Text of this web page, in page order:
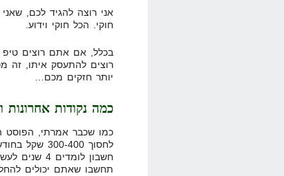
אני רוצה להגיד לכם,
חוקי. הכל חוקי וידוע.
בכלל, אם אתם רוצים
רוצים להתעסק איתו,
יותר חזקים מכם…
כמה נקודות אחרונות
כמו שכבר אמרתי, הפוסט
לחסוך 300-
חשבון
תחשבו שאתם יכולים